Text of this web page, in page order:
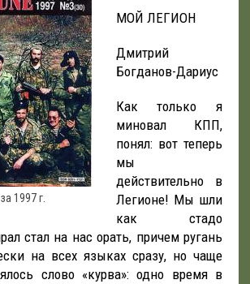
1997 г.
МОЙ ЛЕГИОН
Дмитрий
Богданов-Дариус
Как только я
миновал КПП,
понял: вот теперь
мы
действительно в
Легионе! Мы шли
как стадо
стал на нас орать, причем ругань
на всех языках сразу, но чаще
слово «курва»: одно время в